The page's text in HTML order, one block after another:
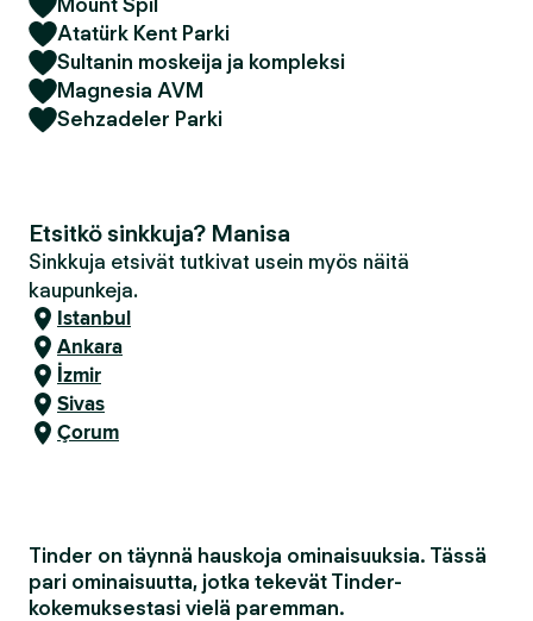
Mount Spil
Atatürk Kent Parki
Sultanin moskeija ja kompleksi
Magnesia AVM
Sehzadeler Parki
Etsitkö sinkkuja? Manisa
Sinkkuja etsivät tutkivat usein myös näitä
kaupunkeja.
Istanbul
Ankara
İzmir
Sivas
Çorum
Tinder on täynnä hauskoja ominaisuuksia. Tässä
pari ominaisuutta, jotka tekevät Tinder-
kokemuksestasi vielä paremman.